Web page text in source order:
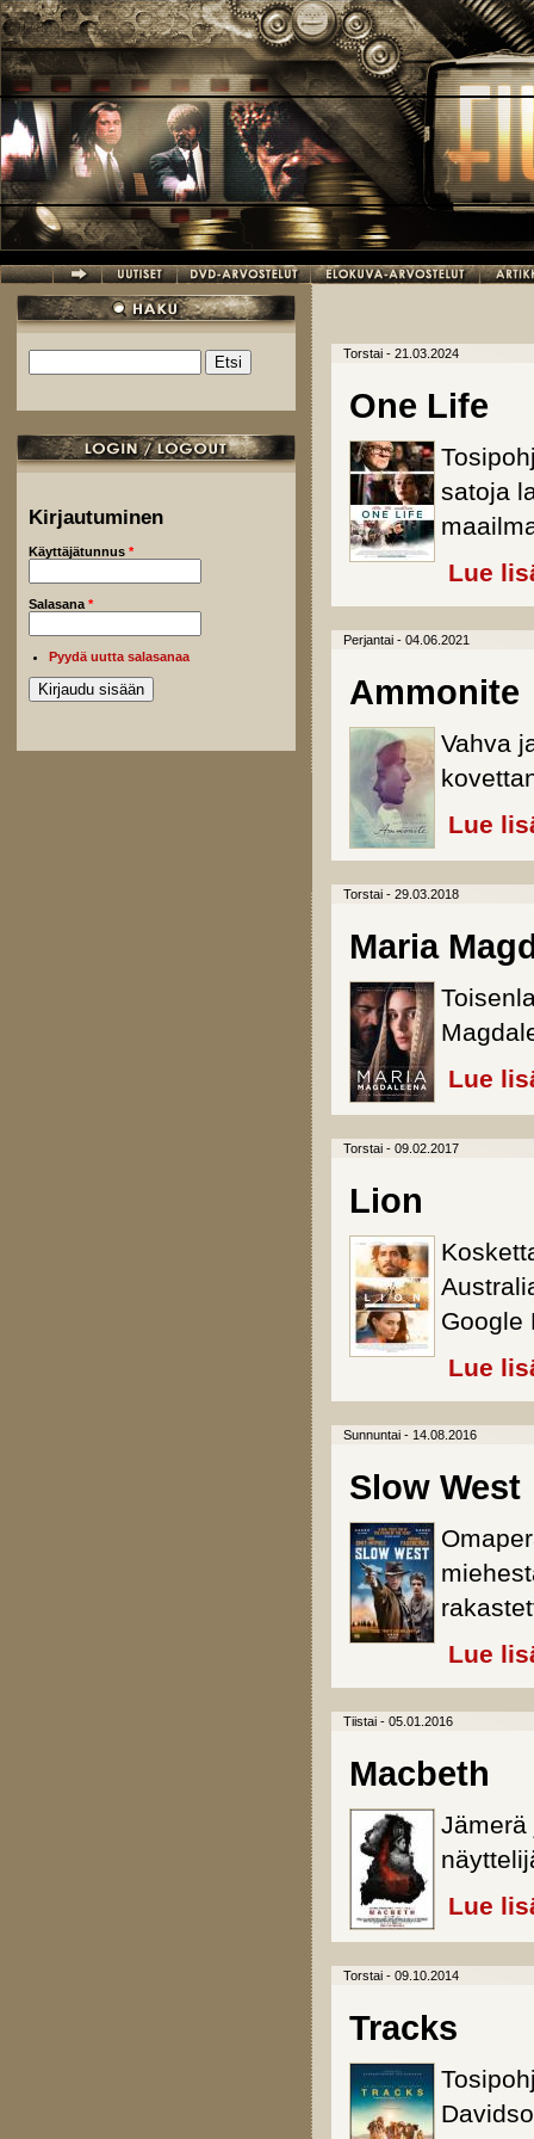
Hyppää pääsisältöön
Hakulomake
Kirjautuminen
Käyttäjätunnus *
Salasana *
Pyydä uutta salasanaa
Torstai - 21.03.2024
One Life
satoja
Lue
Perjantai - 04.06.2021
Ammonite
Vahva
Lue
Torstai - 29.03.2018
Maria
Lue
Torstai - 09.02.2017
Lion
Google
Lue
Sunnuntai - 14.08.2016
Slow West
Lue
Tiistai - 05.01.2016
Macbeth
Jämerä
Lue
Torstai - 09.10.2014
Tracks